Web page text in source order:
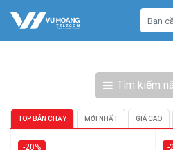
Tìm kiếm
TOP BÁN CHẠY MỚI NHẤT GIÁ CAO
-20% -